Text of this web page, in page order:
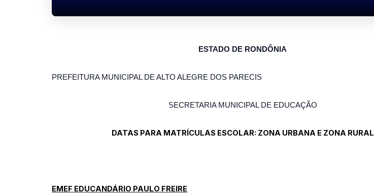
ESTADO DE RONDÔNIA
PREFEITURA MUNICIPAL DE ALTO ALEGRE DOS PARECIS
SECRETARIA MUNICIPAL DE EDUCAÇÃO
DATAS PARA MATRÍCULAS ESCOLAR: ZONA URBANA E ZONA RURAL
EMEF EDUCANDÁRIO PAULO FREIRE